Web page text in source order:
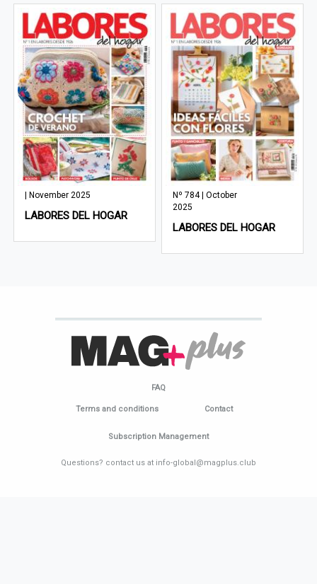
| November 2025
LABORES DEL HOGAR
Nº 784 | October
2025
LABORES DEL HOGAR
FAQ
Terms and conditions Contact
Subscription Management
Questions? contact us at info-global@magplus.club